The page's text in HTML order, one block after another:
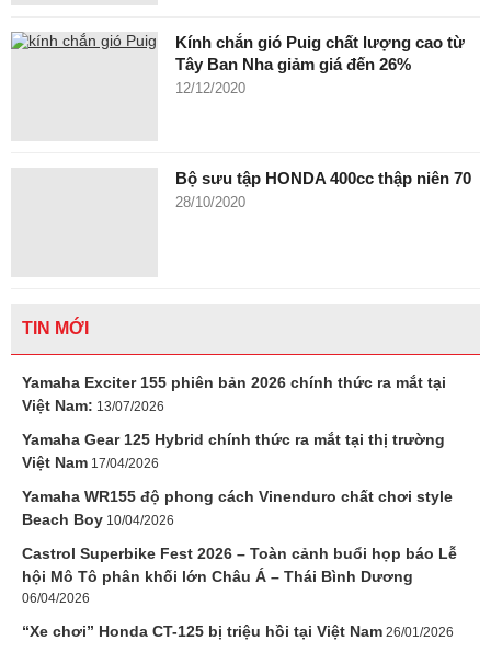
Kính chắn gió Puig chất lượng cao từ
Tây Ban Nha giảm giá đến 26%
12/12/2020
Bộ sưu tập HONDA 400cc thập niên 70
28/10/2020
TIN MỚI
Yamaha Exciter 155 phiên bản 2026 chính thức ra mắt tại
Việt Nam: 13/07/2026
Yamaha Gear 125 Hybrid chính thức ra mắt tại thị trường
Việt Nam 17/04/2026
Yamaha WR155 độ phong cách Vinenduro chất chơi style
Beach Boy 10/04/2026
Castrol Superbike Fest 2026 – Toàn cảnh buổi họp báo Lễ
hội Mô Tô phân khối lớn Châu Á – Thái Bình Dương
06/04/2026
“Xe chơi” Honda CT-125 bị triệu hồi tại Việt Nam 26/01/2026